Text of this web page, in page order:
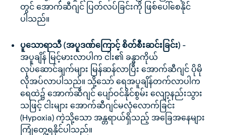
တွင် အောက်ဆီဂျင် ပြတ်လပ်ခြင်းကို ဖြစ်ပေါ်စေနိုင်
ပါသည်။
ပူသောရာသီ (အပူဒဏ်ကြောင့် စိတ်စီးဆင်းခြင်း) -
အပူချိန် မြင့်မားလာပါက ငါး၏ ခန္ဓာကိုယ်
လုပ်ဆောင်ချက်များ မြန်ဆန်လာပြီး အောက်ဆီဂျင် ပိုမို
လိုအပ်လာပါသည်။ သို့သော် ရေအပူချိန်တက်လာပါက
ရေထဲ၌ အောက်ဆီဂျင် ပျော်ဝင်နိုင်စွမ်း လျော့နည်းသွား
သဖြင့် ငါးများ အောက်ဆီဂျင်မလုံလောက်ခြင်း
(Hypoxia) ကဲ့သို့သော အန္တရာယ်ရှိသည့် အခြေအနေများ
ကြုံတွေ့ရနိုင်ပါသည်။